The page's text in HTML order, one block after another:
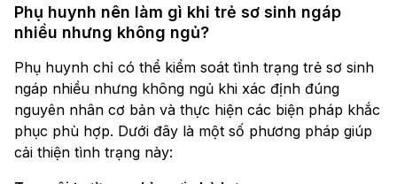
Phụ huynh nên làm gì khi trẻ sơ sinh ngáp
nhiều nhưng không ngủ?
Phụ huynh chỉ có thể kiểm soát tình trạng trẻ sơ sinh
ngáp nhiều nhưng không ngủ khi xác định đúng
nguyên nhân cơ bản và thực hiện các biện pháp khắc
phục phù hợp. Dưới đây là một số phương pháp giúp
cải thiện tình trạng này: